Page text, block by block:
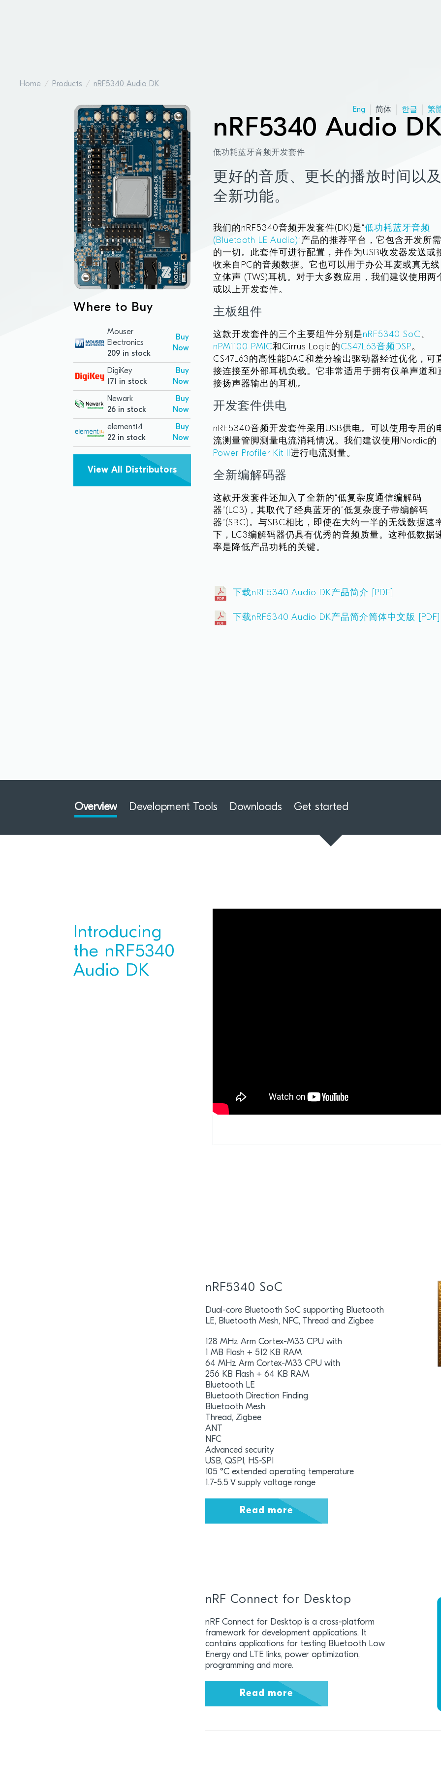
Home Products nRF5340 Audio DK
Eng 简体 한글 繁
nRF5340 Audio
低功耗蓝牙音频开发套件
更好的音质、更长的播放时间以及
全新功能。
我们的nRF5340音频开发套件(DK)是“低功耗蓝牙音频
(Bluetooth LE Audio)”产品的推荐平台，它包含开发所需
的一切。此套件可进行配置，并作为USB收发器发送或
收来自PC的音频数据。它也可以用于办公耳麦或真无线
立体声 (TWS)耳机。对于大多数应用，我们建议使用两
或以上开发套件。
主板组件
这款开发套件的三个主要组件分别是nRF5340 SoC 、
nPM1100 PMIC和Cirrus Logic的CS47L63音频DSP。
CS47L63的高性能DAC和差分输出驱动器经过优化，可
接连接至外部耳机负载。它非常适用于拥有仅单声道和
接扬声器输出的耳机。
开发套件供电
nRF5340音频开发套件采用USB供电。可以使用专用的
流测量管脚测量电流消耗情况。我们建议使用Nordic的
Power Profiler Kit II进行电流测量。
全新编解码器
这款开发套件还加入了全新的“低复杂度通信编解码
器”(LC3)，其取代了经典蓝牙的“低复杂度子带编解码
器”(SBC)。与SBC相比，即使在大约一半的无线数据速
下，LC3编解码器仍具有优秀的音频质量。这种低数据
率是降低产品功耗的关键。
下载nRF5340 Audio DK产品简介 [PDF]
下载nRF5340 Audio DK产品简介简体中文版 [PDF]
Where to Buy
Mouser
Electronics
209 in stock
Buy
Now
DigiKey
171 in stock
Buy
Now
Newark
26 in stock
Buy
Now
element14
22 in stock
Buy
Now
View All Distributors
Overview Development Tools Downloads Get started
Introducing
the nRF5340
Audio DK
nRF5340 SoC
Dual-core Bluetooth SoC supporting Bluetooth
LE, Bluetooth Mesh, NFC, Thread and Zigbee
128 MHz Arm Cortex-M33 CPU with
1 MB Flash + 512 KB RAM
64 MHz Arm Cortex-M33 CPU with
256 KB Flash + 64 KB RAM
Bluetooth LE
Bluetooth Direction Finding
Bluetooth Mesh
Thread, Zigbee
ANT
NFC
Advanced security
USB, QSPI, HS-SPI
105 °C extended operating temperature
1.7-5.5 V supply voltage range
Read more
nRF Connect for Desktop
nRF Connect for Desktop is a cross-platform
framework for development applications. It
contains applications for testing Bluetooth Low
Energy and LTE links, power optimization,
programming and more.
Read more